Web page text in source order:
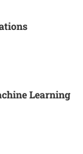
Learning